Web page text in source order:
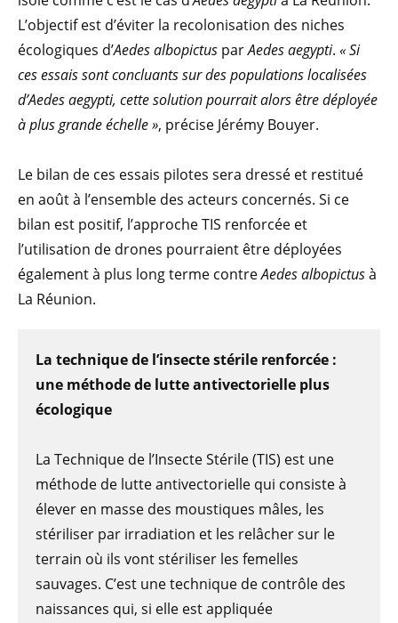
L’objectif est d’éviter la recolonisation des niches
écologiques d’Aedes albopictus parAedes aegypti. « Si
ces essais sont concluants sur des populations localisées
d’Aedes aegypti, cette solution pourrait alors être déployée
à plus grande échelle », précise Jérémy Bouyer.
Le bilan de ces essais pilotes sera dressé et restitué
en août à l’ensemble des acteurs concernés. Si ce
bilan est positif, l’approche TIS renforcée et
l’utilisation de drones pourraient être déployées
également à plus long terme contreAedes albopictusà
La Réunion.
La technique de l’insecte stérile renforcée :
une méthode de lutte antivectorielle plus
écologique
La Technique de l’Insecte Stérile (TIS) est une
méthode de lutte antivectorielle qui consiste à
élever en masse des moustiques mâles, les
stériliser par irradiation et les relâcher sur le
terrain où ils vont stériliser les femelles
sauvages. C’est une technique de contrôle des
naissances qui, si elle est appliquée